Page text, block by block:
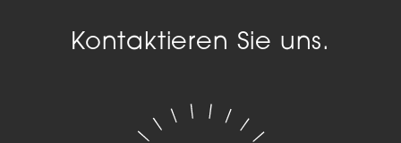
Kontaktieren Sie uns.